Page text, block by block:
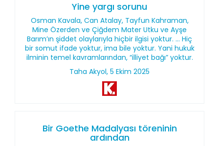
Yine yargı sorunu
Osman Kavala, Can Atalay, Tayfun Kahraman,
Mine Özerden ve Çiğdem Mater Utku ve Ayşe
Barım’ın şiddet olaylarıyla hiçbir ilgisi yoktur. ... Hiç
bir somut ifade yoktur, ima bile yoktur. Yani hukuk
ilminin temel kavramlarından, “illiyet bağı” yoktur.
Taha Akyol, 5 Ekim 2025
Bir Goethe Madalyası töreninin
ardından